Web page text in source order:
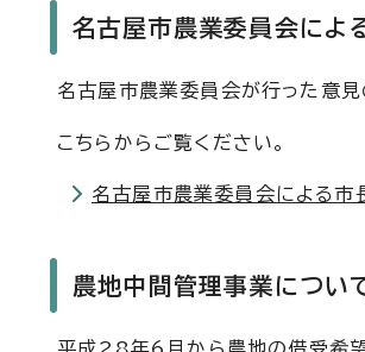
名古屋市農業委員会によ
名古屋市農業委員会が行った意見
こちらからご覧ください。
名古屋市農業委員会による市
農地中間管理事業につい